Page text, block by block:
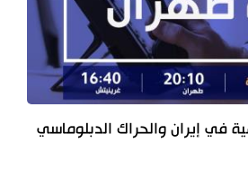
في إيران والحراك الدبلوماسي